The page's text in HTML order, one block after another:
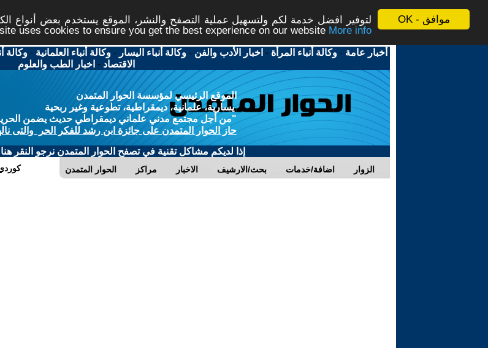
موافق - OK
لتوفير افضل خدمة لكم ولتسهيل عملية التصفح والنشر، الموقع يستخدم بعض أنواع
uses cookies to ensure you get the best experience on our website More info - المزيد
أخبار عامة -وكالة أنباء المرأة - اخبار الأدب والفن -وكالة أنباء اليسار -وكالة أنباء العلمانية -وكالة
الاقتصاد - اخبار الطب والعلوم
الموقع الرئيسي لمؤسسة الحوار المتمدن
يسارية، علمانية، ديمقراطية، تطوعية وغير ربحية
"من أجل مجتمع مدني علماني ديمقراطي حديث يضمن الحرية
حاز الحوار المتمدن على جائزة ابن رشد للفكر الحر والتى
إذا لديكم مشاكل تقنية في تصفح الحوار المتمدن نرجو النقر
الحوار المتمدن مراكز الاخبار بحث/الارشيف اضافة/خدمات الزوار